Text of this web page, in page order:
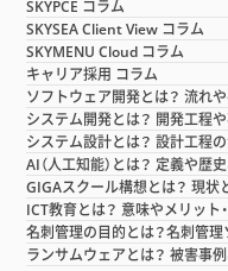
SKYPCE コラム
SKYSEA Client View コラム
SKYMENU Cloud コラム
キャリア採用 コラム
ソフトウェア開発とは？ 流れ
システム開発とは？ 開発工程
システム設計とは？ 設計工程
AI（人工知能）とは？ 定義や歴
GIGAスクール構想とは？ 現状
ICT教育とは？ 意味やメリット
名刺管理の目的とは？名刺管理
ランサムウェアとは？ 被害事例